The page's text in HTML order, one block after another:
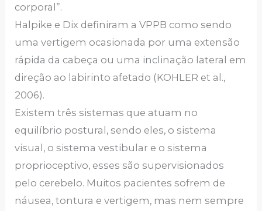
corporal”.
Halpike e Dix definiram a VPPB como sendo
uma vertigem ocasionada por uma extensão
rápida da cabeça ou uma inclinação lateral em
direção ao labirinto afetado (KOHLER et al.,
2006).
Existem três sistemas que atuam no
equilíbrio postural, sendo eles, o sistema
visual, o sistema vestibular e o sistema
proprioceptivo, esses são supervisionados
pelo cerebelo. Muitos pacientes sofrem de
náusea, tontura e vertigem, mas nem sempre